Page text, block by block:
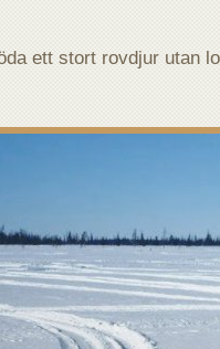
ett stort rovdjur utan